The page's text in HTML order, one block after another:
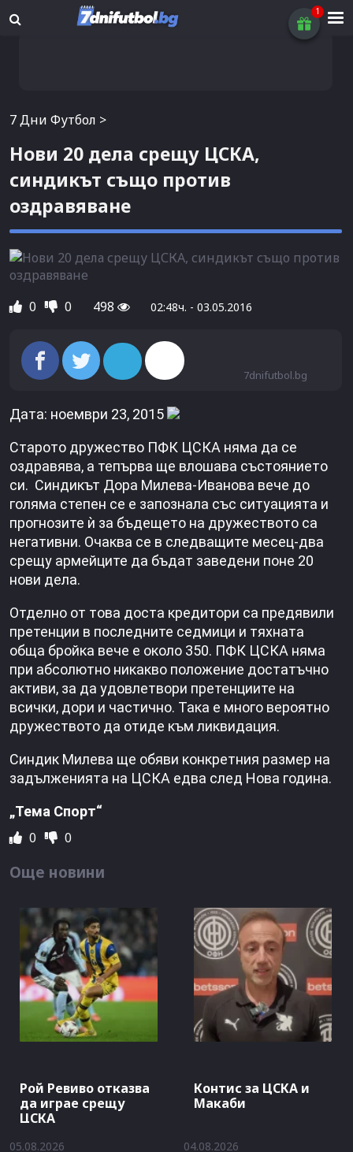
7 Дни Футбол >
Нови 20 дела срещу ЦСКА,
синдикът също против
оздравяване
0 0 498 02:48ч. - 03.05.2016
7dnifutbol.bg
Дата: ноември 23, 2015
Старото дружество ПФК ЦСКА няма да се
оздра­вява, а тепърва ще влоша­ва състоянието
си. Синдикът Дора Милева-Иванова вече до
голяма степен се е запоз­нала със ситуацията и
прог­нозите ѝ за бъдещето на дружеството са
негатив­ни. Очаква се в следващите месец-два
срещу армейци­те да бъдат заведени поне 20
нови дела.
Отделно от това доста кредитори са предявили
претенции в последните седмици и тях­ната
обща бройка вече е около 350. ПФК ЦСКА няма
при абсолютно никакво по­ложение достатъчно
акти­ви, за да удовлетвори пре­тенциите на
всички, дори и частично. Така е много вероятно
дружеството да отиде към ликвидация.
Син­дик Милева ще обяви конкретния размер на
задълже­нията на ЦСКА едва след Нова година.
„Тема Спорт“
0 0
Още новини
Рой Ревиво отказва
да играе срещу
ЦСКА
05.08.2026
Контис за ЦСКА и
Макаби
04.08.2026